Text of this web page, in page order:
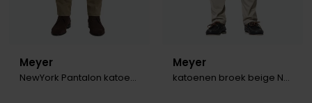
Meyer
NewYork Pantalon katoen bruin flatfront
Meyer
katoenen broek beige New York